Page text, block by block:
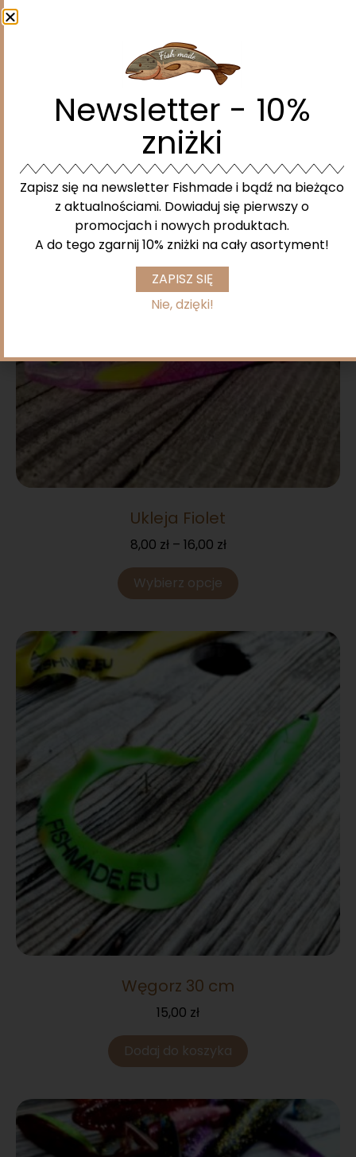
Podobne produkty
Ukleja Fiolet
8,00 zł – 16,00 zł
Wybierz opcje
Węgorz 30 cm
15,00 zł
Dodaj do koszyka
Newsletter - 10%
zniżki
Zapisz się na newsletter Fishmade i bądź na bieżąco
z aktualnościami. Dowiaduj się pierwszy o
promocjach i nowych produktach.
A do tego zgarnij 10% zniżki na cały asortyment!
ZAPISZ SIĘ
Nie, dzięki!